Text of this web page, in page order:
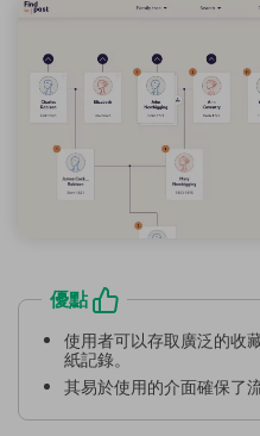
優點
使用者可以存取廣泛的收
紙記錄。
其易於使用的介面確保了